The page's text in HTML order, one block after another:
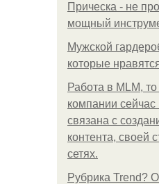
Прическа - не
мощный
Мужской
которые
Работа в MLM, то
компании
связана с
контента, своей
сетях.
Рубрика Trend?